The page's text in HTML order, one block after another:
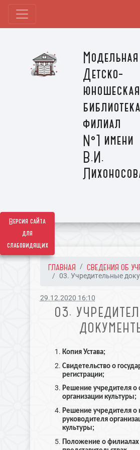
Версия сайта
для
слабовидящих
Модельная
Детско-
юношеская
филиал
№1 имени
В.И.
ГЛАВНАЯ СВЕДЕНИЯ ОБ
03. Учредительные
29.12.2020 16:10
03.
Копия Устава;
Свидетельство о
регистрации;
Решение учредителя о
организации культуры;
Решение учредителя о
руководителя
культуры;
Положение о филиалах